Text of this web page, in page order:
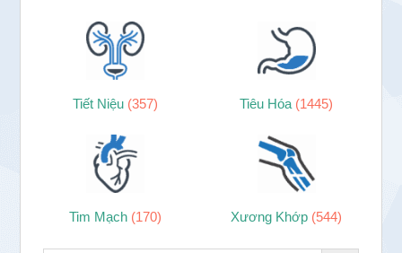
Tiết Niệu (357) Tiêu Hóa (1445)
Tim Mạch (170) Xương Khớp (544)